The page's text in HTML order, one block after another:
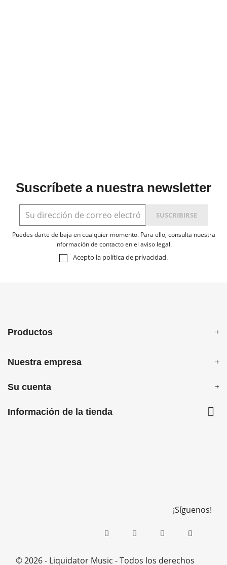
Suscríbete a nuestra newsletter
Puedes darte de baja en cualquier momento. Para ello, consulta nuestra
información de contacto en el aviso legal.
Acepto la política de privacidad.
Productos
Nuestra empresa
Su cuenta
Información de la tienda 
¡Síguenos!
© 2026 - Liquidator Music - Todos los derechos